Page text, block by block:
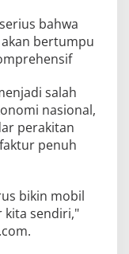
bahwa
bertumpu
salah
nasional,
perakitan
penuh
bikin mobil
kita sendiri,"